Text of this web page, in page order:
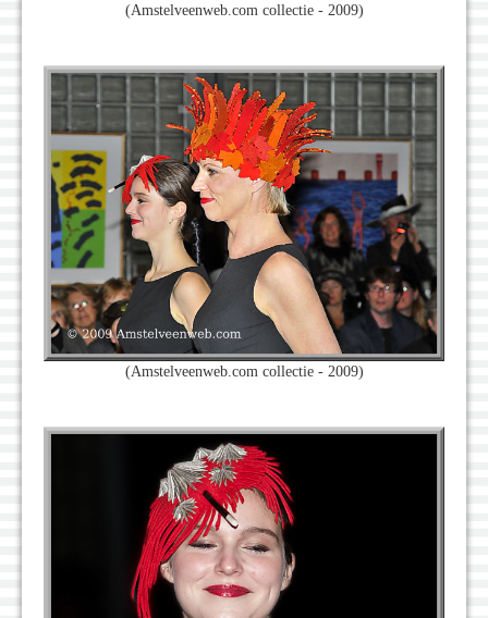
(Amstelveenweb.com collectie - 2009)
(Amstelveenweb.com collectie - 2009)